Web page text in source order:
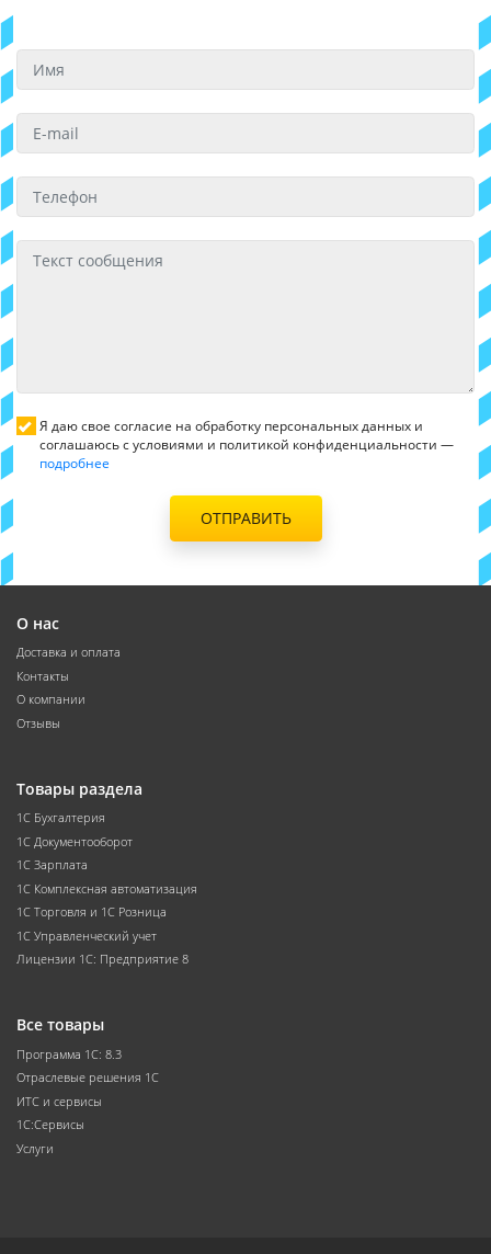
Я даю свое согласие на обработку персональных данных и
соглашаюсь с условиями и политикой конфиденциальности —
подробнее
ОТПРАВИТЬ
О нас
Доставка и оплата
Контакты
О компании
Отзывы
Товары раздела
1С Бухгалтерия
1С Документооборот
1С Зарплата
1С Комплексная автоматизация
1С Торговля и 1С Розница
1С Управленческий учет
Лицензии 1С: Предприятие 8
Все товары
Программа 1С: 8.3
Отраслевые решения 1С
ИТС и сервисы
1С:Сервисы
Услуги